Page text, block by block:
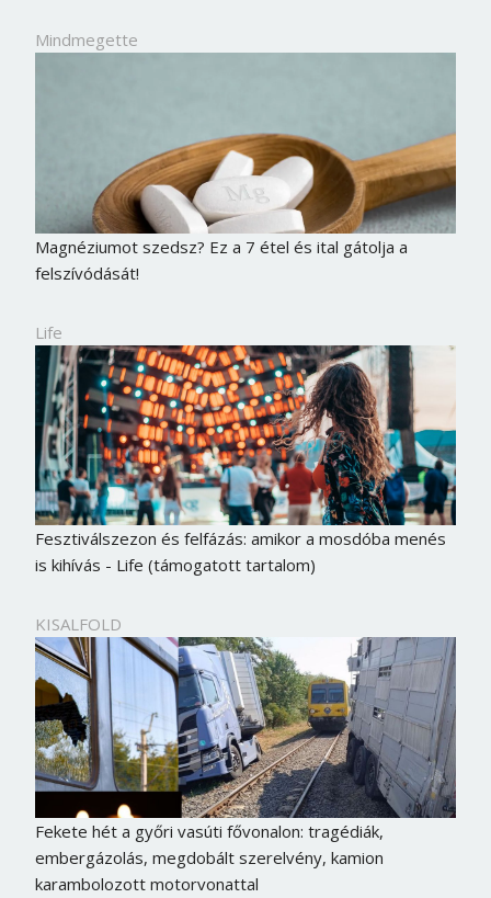
Mindmegette
Magnéziumot szedsz? Ez a 7 étel és ital gátolja a
felszívódását!
Life
Fesztiválszezon és felfázás: amikor a mosdóba menés
is kihívás - Life (támogatott tartalom)
KISALFOLD
Fekete hét a győri vasúti fővonalon: tragédiák,
embergázolás, megdobált szerelvény, kamion
karambolozott motorvonattal